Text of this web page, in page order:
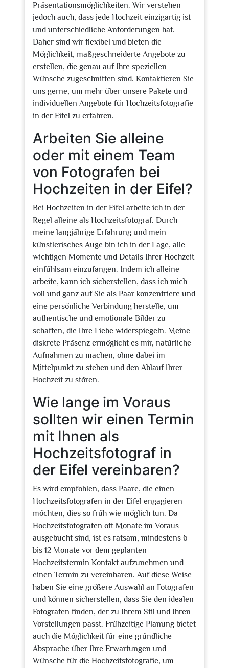
Präsentationsmöglichkeiten. Wir verstehen
jedoch auch, dass jede Hochzeit einzigartig ist
und unterschiedliche Anforderungen hat.
Daher sind wir flexibel und bieten die
Möglichkeit, maßgeschneiderte Angebote zu
erstellen, die genau auf Ihre speziellen
Wünsche zugeschnitten sind. Kontaktieren Sie
uns gerne, um mehr über unsere Pakete und
individuellen Angebote für Hochzeitsfotografie
in der Eifel zu erfahren.
Arbeiten Sie alleine
oder mit einem Team
von Fotografen bei
Hochzeiten in der Eifel?
Bei Hochzeiten in der Eifel arbeite ich in der
Regel alleine als Hochzeitsfotograf. Durch
meine langjährige Erfahrung und mein
künstlerisches Auge bin ich in der Lage, alle
wichtigen Momente und Details Ihrer Hochzeit
einfühlsam einzufangen. Indem ich alleine
arbeite, kann ich sicherstellen, dass ich mich
voll und ganz auf Sie als Paar konzentriere und
eine persönliche Verbindung herstelle, um
authentische und emotionale Bilder zu
schaffen, die Ihre Liebe widerspiegeln. Meine
diskrete Präsenz ermöglicht es mir, natürliche
Aufnahmen zu machen, ohne dabei im
Mittelpunkt zu stehen und den Ablauf Ihrer
Hochzeit zu stören.
Wie lange im Voraus
sollten wir einen Termin
mit Ihnen als
Hochzeitsfotograf in
der Eifel vereinbaren?
Es wird empfohlen, dass Paare, die einen
Hochzeitsfotografen in der Eifel engagieren
möchten, dies so früh wie möglich tun. Da
Hochzeitsfotografen oft Monate im Voraus
ausgebucht sind, ist es ratsam, mindestens 6
bis 12 Monate vor dem geplanten
Hochzeitstermin Kontakt aufzunehmen und
einen Termin zu vereinbaren. Auf diese Weise
haben Sie eine größere Auswahl an Fotografen
und können sicherstellen, dass Sie den idealen
Fotografen finden, der zu Ihrem Stil und Ihren
Vorstellungen passt. Frühzeitige Planung bietet
auch die Möglichkeit für eine gründliche
Absprache über Ihre Erwartungen und
Wünsche für die Hochzeitsfotografie, um